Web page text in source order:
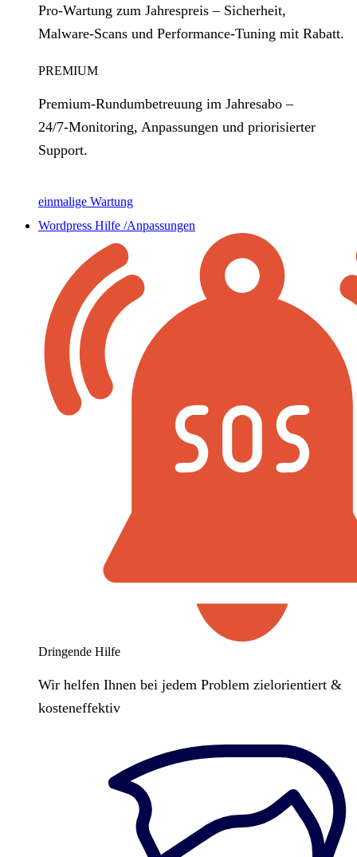
Pro‑Wartung zum Jahrespreis – Sicherheit,
Malware‑Scans und Performance‑Tuning mit Rabatt.
PREMIUM
Premium‑Rundumbetreuung im Jahresabo –
24/7‑Monitoring, Anpassungen und priorisierter
Support.
einmalige Wartung
Wordpress Hilfe /Anpassungen
Dringende Hilfe
Wir helfen Ihnen bei jedem Problem zielorientiert &
kosteneffektiv